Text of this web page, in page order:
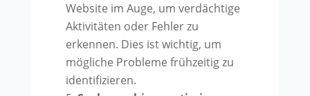
Website im Auge, um verdächtige
Aktivitäten oder Fehler zu
erkennen. Dies ist wichtig, um
mögliche Probleme frühzeitig zu
identifizieren.